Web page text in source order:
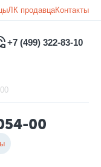
ЛК продавцаКонтакты
+7 (499) 322-83-10
00